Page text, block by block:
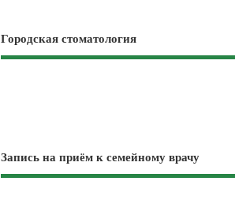
Городская стоматология
Запись на приём к семейному врачу